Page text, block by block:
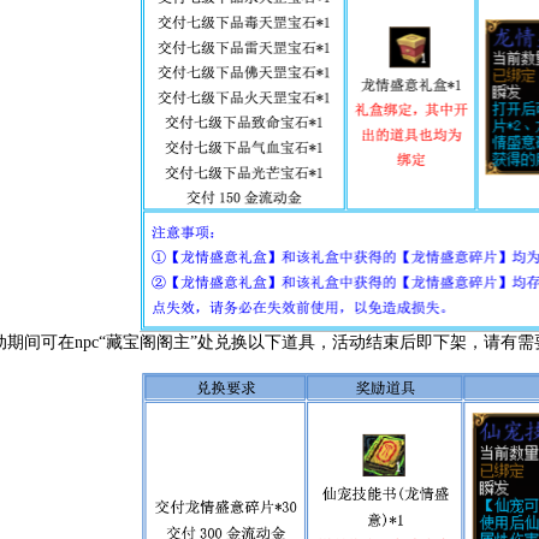
期间可在npc“藏宝阁阁主”处兑换以下道具，活动结束后即下架，请有